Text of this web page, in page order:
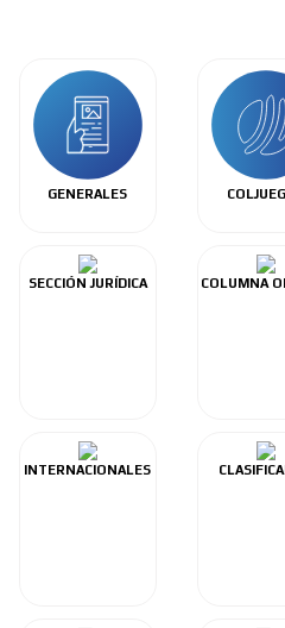
GENERALES
SECCIÓN JURÍDICA COLUMNA
INTERNACIONALES